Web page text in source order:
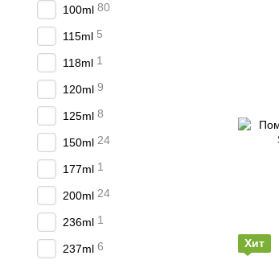
Хит
100ml 80
115ml 5
118ml 1
120ml 9
125ml 8
150ml 24
177ml 1
200ml 24
236ml 1
237ml 6